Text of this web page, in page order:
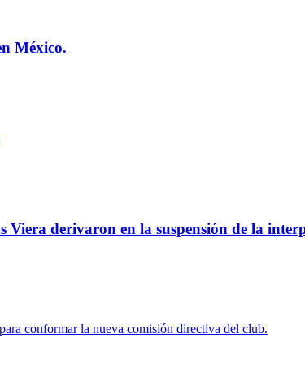
México.
Viera derivaron en la suspensión de la
conformar la nueva comisión directiva del club.